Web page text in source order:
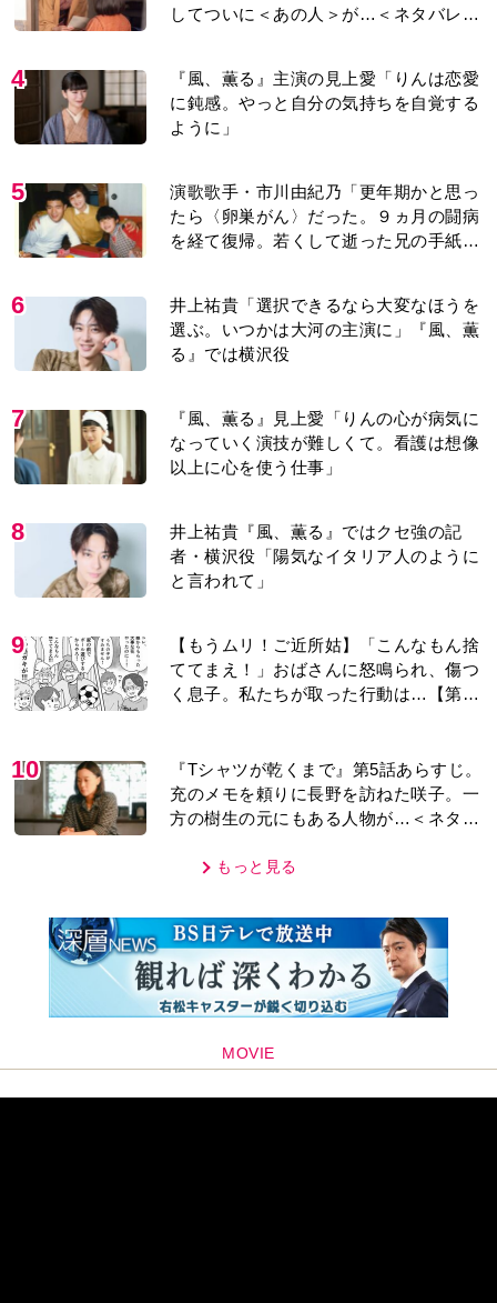
してついに＜あの人＞が…＜ネタバレあ
4
『風、薫る』主演の見上愛「りんは恋愛
に鈍感。やっと自分の気持ちを自覚する
ように」
5
演歌歌手・市川由紀乃「更年期かと思っ
たら〈卵巣がん〉だった。９ヵ月の闘病
を経て復帰。若くして逝った兄の手紙を
6
井上祐貴「選択できるなら大変なほうを
選ぶ。いつかは大河の主演に」『風、薫
る』では横沢役
7
『風、薫る』見上愛「りんの心が病気に
なっていく演技が難しくて。看護は想像
以上に心を使う仕事」
8
井上祐貴『風、薫る』ではクセ強の記
者・横沢役「陽気なイタリア人のように
と言われて」
9
【もうムリ！ご近所姑】「こんなもん捨
ててまえ！」おばさんに怒鳴られ、傷つ
く息子。私たちが取った行動は…【第3
10
『Tシャツが乾くまで』第5話あらすじ。
充のメモを頼りに長野を訪ねた咲子。一
方の樹生の元にもある人物が…＜ネタバ
もっと見る
MOVIE